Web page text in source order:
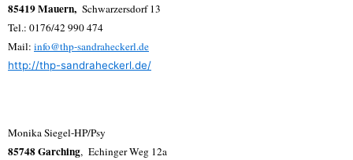
85419 Mauern, Schwarzersdorf 13
Tel.: 0176/42 990 474
Mail: info@thp-sandraheckerl.de
http://thp-sandraheckerl.de/
Monika Siegel-HP/Psy
85748 Garching, Echinger Weg 12a